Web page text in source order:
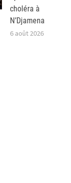
choléra à
N’Djamena
6 août 2026